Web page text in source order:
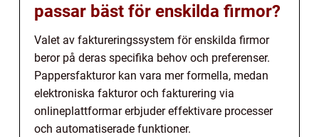
passar bäst för enskilda firmor?
Valet av faktureringssystem för enskilda firmor
beror på deras specifika behov och preferenser.
Pappersfakturor kan vara mer formella, medan
elektroniska fakturor och fakturering via
onlineplattformar erbjuder effektivare processer
och automatiserade funktioner.